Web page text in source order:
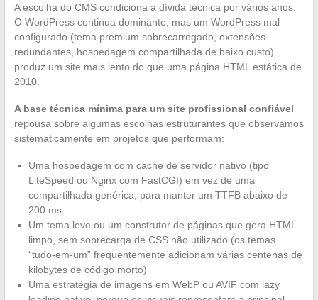
A escolha do CMS condiciona a dívida técnica por vários anos.
O WordPress continua dominante, mas um WordPress mal
configurado (tema premium sobrecarregado, extensões
redundantes, hospedagem compartilhada de baixo custo)
produz um site mais lento do que uma página HTML estática de
2010.
A base técnica mínima para um site profissional confiável
repousa sobre algumas escolhas estruturantes que observamos
sistematicamente em projetos que performam:
Uma hospedagem com cache de servidor nativo (tipo
LiteSpeed ou Nginx com FastCGI) em vez de uma
compartilhada genérica, para manter um TTFB abaixo de
200 ms
Um tema leve ou um construtor de páginas que gera HTML
limpo, sem sobrecarga de CSS não utilizado (os temas
“tudo-em-um” frequentemente adicionam várias centenas de
kilobytes de código morto)
Uma estratégia de imagens em WebP ou AVIF com lazy